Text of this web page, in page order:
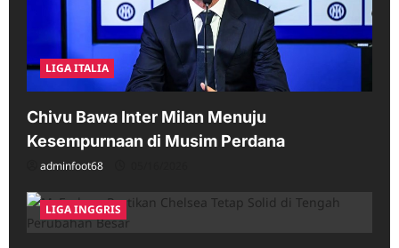
LIGA ITALIA
Chivu Bawa Inter Milan Menuju
Kesempurnaan di Musim Perdana
adminfoot68
LIGA INGGRIS